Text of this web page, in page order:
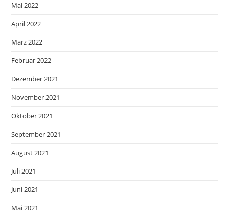
Mai 2022
April 2022
März 2022
Februar 2022
Dezember 2021
November 2021
Oktober 2021
September 2021
August 2021
Juli 2021
Juni 2021
Mai 2021